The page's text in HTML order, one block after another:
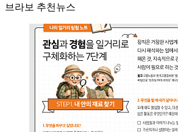
브라보 추천뉴스